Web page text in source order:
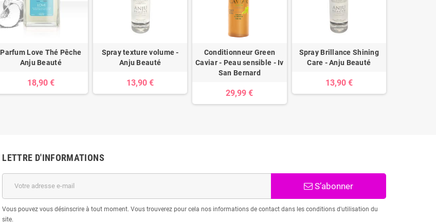
Parfum Love Thé Pêche
Anju Beauté
18,90 €
Spray texture volume -
Anju Beauté
13,90 €
Conditionneur Green
Caviar - Peau sensible - Iv
San Bernard
29,99 €
Spray Brillance Shining
Care - Anju Beauté
13,90 €
LETTRE D'INFORMATIONS
S’abonner
Vous pouvez vous désinscrire à tout moment. Vous trouverez pour cela nos informations de contact dans les conditions d'utilisation du
site.